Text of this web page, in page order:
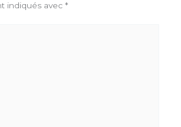
indiqués avec *